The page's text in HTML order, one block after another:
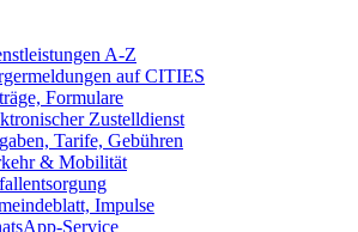
A-Z
auf CITIES
Formulare
Zustelldienst
Tarife, Gebühren
& Mobilität
Impulse
Service